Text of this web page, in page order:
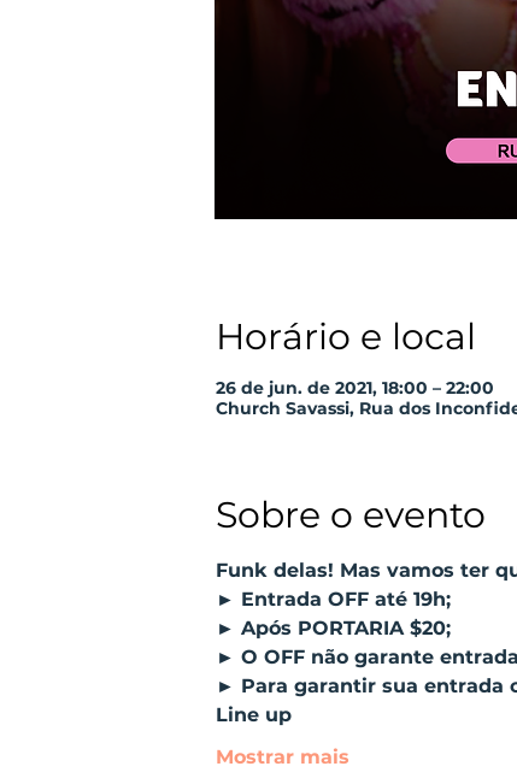
Horário e local
26 de jun. de 2021, 18:00 – 22:00
Church Savassi, Rua dos
Sobre o evento
Funk delas! Mas vamos ter
► Entrada OFF até 19h;
► Após PORTARIA $20;
► O OFF não garante
► Para garantir sua entrada
Line up
Mostrar mais